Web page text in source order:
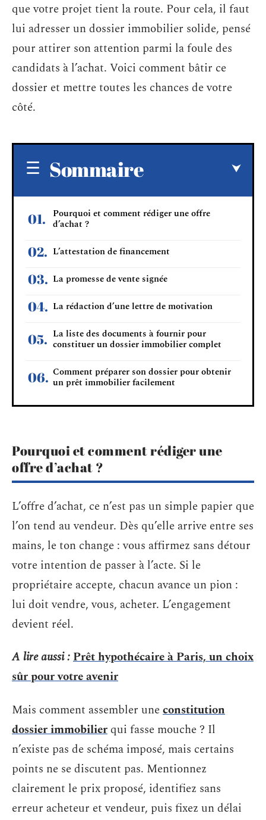
que votre projet tient la route. Pour cela, il faut
lui adresser un dossier immobilier solide, pensé
pour attirer son attention parmi la foule des
candidats à l’achat. Voici comment bâtir ce
dossier et mettre toutes les chances de votre
côté.
Sommaire
Pourquoi et comment rédiger une offre
d’achat ?
L’attestation de financement
La promesse de vente signée
La rédaction d’une lettre de motivation
La liste des documents à fournir pour
constituer un dossier immobilier complet
Comment préparer son dossier pour obtenir
un prêt immobilier facilement
Pourquoi et comment rédiger une
offre d’achat ?
L’offre d’achat, ce n’est pas un simple papier que
l’on tend au vendeur. Dès qu’elle arrive entre ses
mains, le ton change : vous affirmez sans détour
votre intention de passer à l’acte. Si le
propriétaire accepte, chacun avance un pion :
lui doit vendre, vous, acheter. L’engagement
devient réel.
A lire aussi :Prêt hypothécaire à Paris, un choix
sûr pour votre avenir
Mais comment assembler uneconstitution
dossier immobilier qui fasse mouche ? Il
n’existe pas de schéma imposé, mais certains
points ne se discutent pas. Mentionnez
clairement le prix proposé, identifiez sans
erreur acheteur et vendeur, puis fixez un délai